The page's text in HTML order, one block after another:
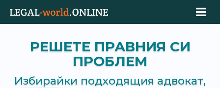
РЕШЕТЕ ПРАВНИЯ СИ
ПРОБЛЕМ
Избирайки подходящия адвокат,